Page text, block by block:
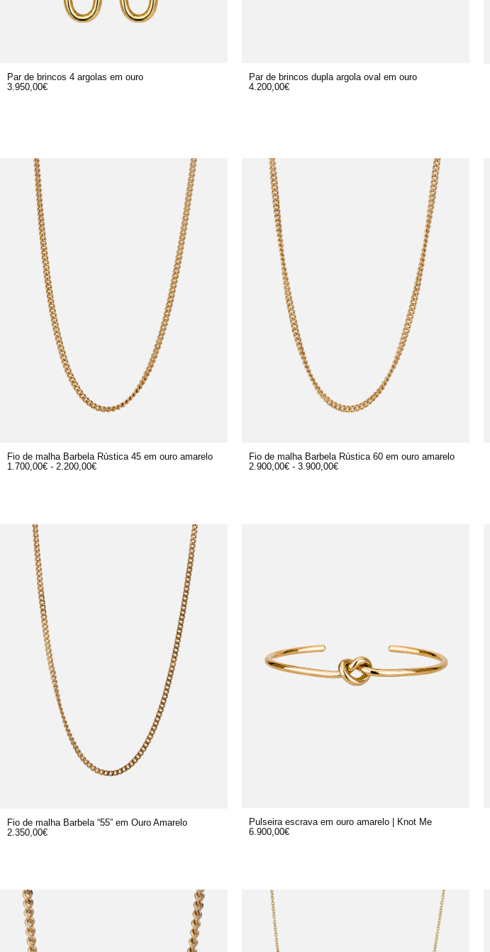
Par de brincos 4 argolas em ouro
3.950,00€
Par de brincos dupla argola oval em ouro
4.200,00€
Fio de malha Barbela Rústica 45 em ouro amarelo
1.700,00€ - 2.200,00€
Fio de malha Barbela Rústica 60 em ouro amarelo
2.900,00€ - 3.900,00€
Fio de malha Barbela “55” em Ouro Amarelo
2.350,00€
Pulseira escrava em ouro amarelo | Knot Me
6.900,00€